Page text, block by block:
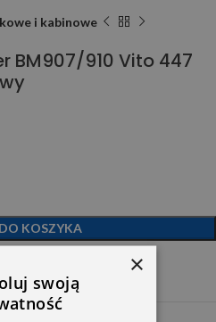
i kabinowe
BM907/910 Vito 447
KOSZYKA
×
swoją